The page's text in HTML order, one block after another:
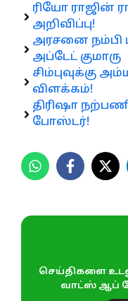
ரியோ ராஜின்
அறிவிப்பு!
அரசனை நம்பி
அப்டேட் குமாரு
சிம்புவுக்கு
விளக்கம்!
திரிஷா
போஸ்டர்!
செய்திகளை
வாட்ஸ் ஆப்